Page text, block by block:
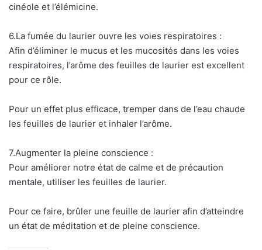
cinéole et l’élémicine.
6.La fumée du laurier ouvre les voies respiratoires :
Afin d’éliminer le mucus et les mucosités dans les voies
respiratoires, l’arôme des feuilles de laurier est excellent
pour ce rôle.
Pour un effet plus efficace, tremper dans de l’eau chaude
les feuilles de laurier et inhaler l’arôme.
7.Augmenter la pleine conscience :
Pour améliorer notre état de calme et de précaution
mentale, utiliser les feuilles de laurier.
Pour ce faire, brûler une feuille de laurier afin d’atteindre
un état de méditation et de pleine conscience.